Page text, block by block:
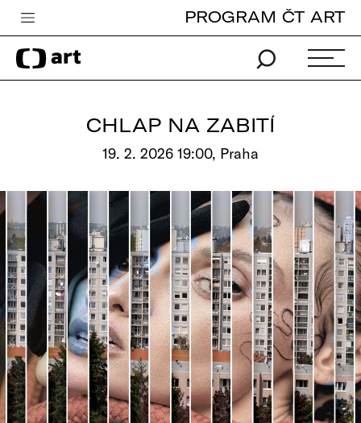
Česká televize
Zpravodajství
Pro děti
edu
Vše o ČT
PROGRAM ČT ART
CHLAP NA ZABITÍ
19. 2. 2026 19:00, Praha